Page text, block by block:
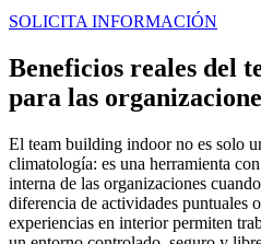
SOLICITA INFORMACIÓN
Beneficios reales del
para las
El team building indoor no es solo
climatología: es una herramienta
interna de las organizaciones
diferencia de actividades puntuales
experiencias en interior permiten